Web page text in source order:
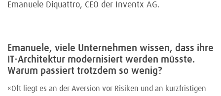
Emanuele Diquattro, CEO der Inventx AG.
Emanuele, viele Unternehmen wissen, dass ihre
IT-Architektur modernisiert werden müsste.
Warum passiert trotzdem so wenig?
«Oft liegt es an der Aversion vor Risiken und an kurzfristigen